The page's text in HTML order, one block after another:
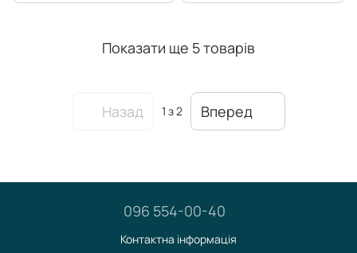
Показати ще 5 товарів
Назад 1 з 2 Вперед
096 554-00-40
Контактна інформація